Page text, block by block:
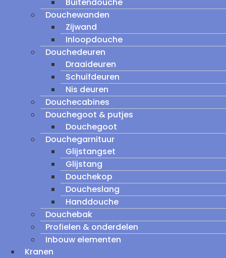
Douchewanden
Zijwand
Inloopdouche
Douchedeuren
Draaideuren
Schuifdeuren
Nis deuren
Douchecabines
Douchegoot & putjes
Douchegoot
Douchegarnituur
Glijstangset
Glijstang
Douchekop
Doucheslang
Handdouche
Douchebak
Profielen & onderdelen
Inbouw elementen
Kranen